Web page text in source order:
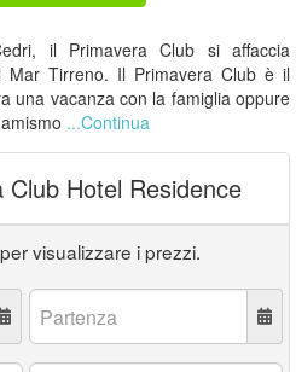
il Primavera Club si affaccia
Mar Tirreno. Il Primavera Club è il
una vacanza con la famiglia oppure
...Continua
Hotel Residence
visualizzare i prezzi.
Partenza: